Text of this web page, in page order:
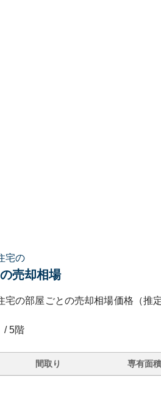
宅の
売却相場
宅の部屋ごとの売却相場価格（推
/5階
間取り 専有面積